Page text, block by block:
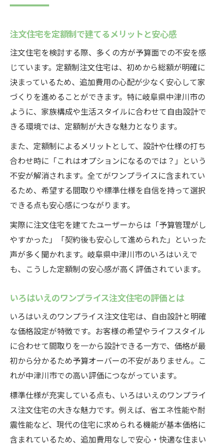
注文住宅を定額制で建てるメリットと安心感
注文住宅を検討する際、多くの方が予算面での不安を感
じています。定額制注文住宅は、初めから総額が明確に
決まっているため、追加費用の心配が少なく安心して家
づくりを進めることができます。特に岐阜県中津川市の
ように、家族構成や生活スタイルに合わせて自由設計で
きる環境では、定額制が大きな魅力となります。
また、定額制によるメリットとして、設計や仕様の打ち
合わせ時に「これはオプションになるのでは？」という
不安が解消されます。全てがワンプライスに含まれてい
るため、希望する間取りや標準仕様を自信を持って選択
できる点も安心感につながります。
実際に注文住宅を建てたユーザーからは「予算管理がし
やすかった」「契約後も安心して進められた」といった
声が多く聞かれます。岐阜県中津川市のいろはいえで
も、こうした定額制の安心感が高く評価されています。
いろはいえのワンプライス注文住宅の評価とは
いろはいえのワンプライス注文住宅は、自由設計と明確
な価格設定が特徴です。お客様の希望やライフスタイル
に合わせて間取りを一から設計できる一方で、価格が最
初から分かるため予算オーバーの不安がありません。こ
れが中津川市での高い評価につながっています。
標準仕様が充実している点も、いろはいえのワンプライ
ス注文住宅の大きな魅力です。例えば、省エネ性能や耐
震性能など、現代の住宅に求められる機能が基本価格に
含まれているため、追加費用なしで安心・快適な住まい